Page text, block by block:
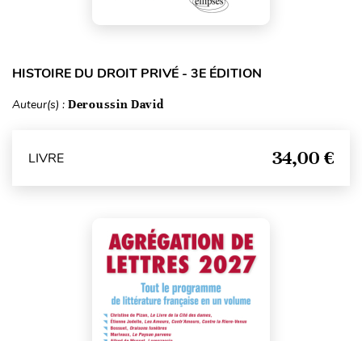
HISTOIRE DU DROIT PRIVÉ - 3E ÉDITION
Auteur(s) : Deroussin David
LIVRE 34,00 €